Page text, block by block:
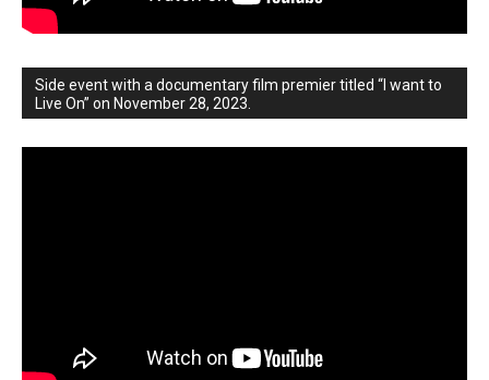
Side event with a documentary film premier titled “I want to
Live On” on November 28, 2023.